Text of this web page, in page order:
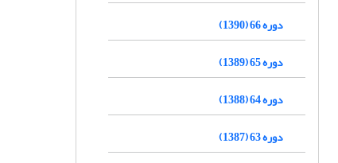
دوره 66 (1390)
دوره 65 (1389)
دوره 64 (1388)
دوره 63 (1387)